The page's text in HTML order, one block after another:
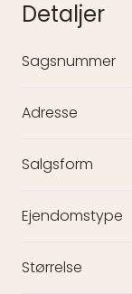
Detaljer
Sagsnummer
Adresse
Salgsform
Ejendomstype
Størrelse